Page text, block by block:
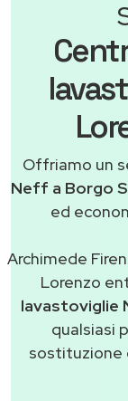
Offriamo un
Neff a Borgo
ed
Archimede
Lorenzo
lavastoviglie
qualsiasi
sostituzione